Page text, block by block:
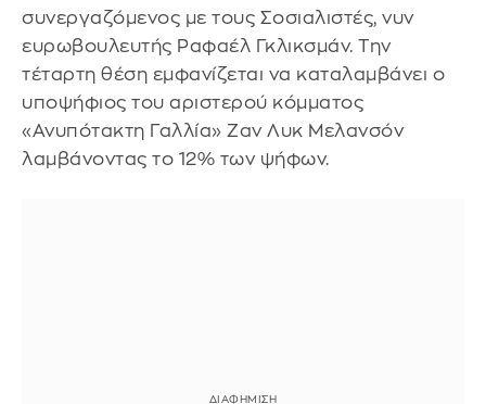
συνεργαζόμενος με τους Σοσιαλιστές, νυν
ευρωβουλευτής Ραφαέλ Γκλικσμάν. Την
τέταρτη θέση εμφανίζεται να καταλαμβάνει ο
υποψήφιος του αριστερού κόμματος
«Ανυπότακτη Γαλλία» Ζαν Λυκ Μελανσόν
λαμβάνοντας το 12% των ψήφων.